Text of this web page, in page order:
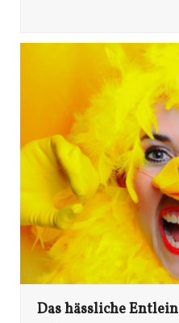
Das hässliche Entlein